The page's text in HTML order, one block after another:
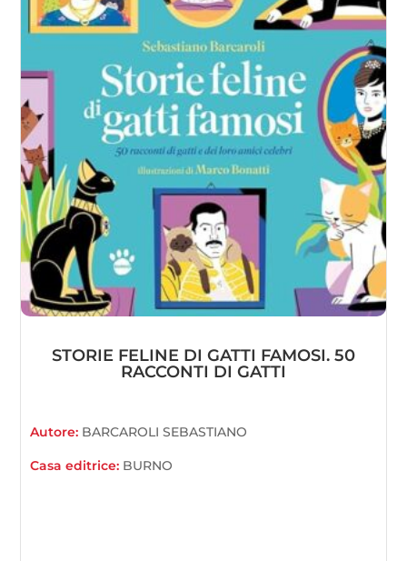
STORIE FELINE DI GATTI FAMOSI. 50
RACCONTI DI GATTI
Autore: BARCAROLI SEBASTIANO
Casa editrice: BURNO